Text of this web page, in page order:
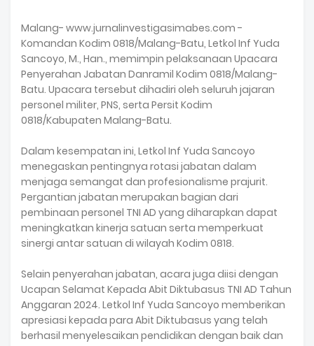
Malang- www.jurnalinvestigasimabes.com -
Komandan Kodim 0818/Malang-Batu, Letkol Inf Yuda
Sancoyo, M., Han., memimpin pelaksanaan Upacara
Penyerahan Jabatan Danramil Kodim 0818/Malang-
Batu. Upacara tersebut dihadiri oleh seluruh jajaran
personel militer, PNS, serta Persit Kodim
0818/Kabupaten Malang-Batu.
Dalam kesempatan ini, Letkol Inf Yuda Sancoyo
menegaskan pentingnya rotasi jabatan dalam
menjaga semangat dan profesionalisme prajurit.
Pergantian jabatan merupakan bagian dari
pembinaan personel TNI AD yang diharapkan dapat
meningkatkan kinerja satuan serta memperkuat
sinergi antar satuan di wilayah Kodim 0818.
Selain penyerahan jabatan, acara juga diisi dengan
Ucapan Selamat Kepada Abit Diktubasus TNI AD Tahun
Anggaran 2024. Letkol Inf Yuda Sancoyo memberikan
apresiasi kepada para Abit Diktubasus yang telah
berhasil menyelesaikan pendidikan dengan baik dan